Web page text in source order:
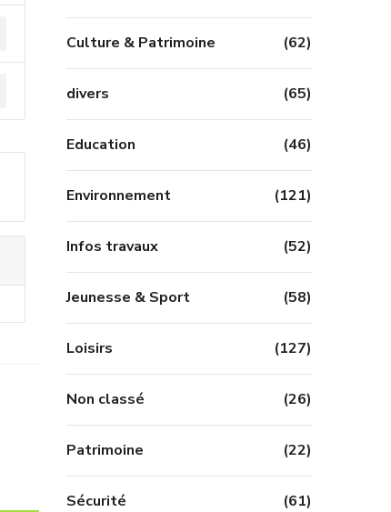
Culture & Patrimoine (62)
divers (65)
Education (46)
Environnement (121)
Infos travaux (52)
Jeunesse & Sport (58)
Loisirs (127)
Non classé (26)
Patrimoine (22)
Sécurité (61)